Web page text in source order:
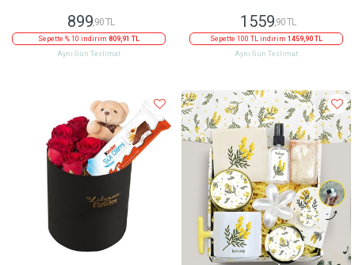
899,90 TL
Sepette % 10 indirim 809,91 TL
Aynı Gün Teslimat
1559,90 TL
Sepette 100 TL indirim 1459,90 TL
Aynı Gün Teslimat